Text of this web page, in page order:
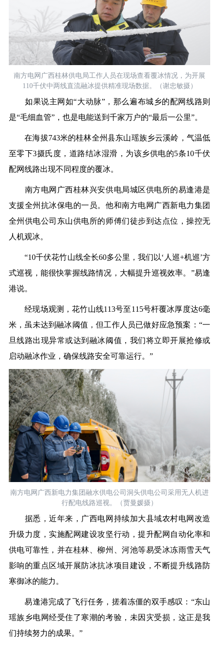
南方电网广西桂林供电局工作人员在现场查看覆冰情况，为开展
110千伏中两线直流融冰提供精准现场数据。（谢忠敏摄）
如果说主网如“大动脉”，那么遍布城乡的配网线路则
是“毛细血管”，也是电能送到千家万户的“最后一公里”。
在海拔743米的桂林全州县东山瑶族乡云溪岭，气温低
至零下3摄氏度，道路结冰湿滑，为该乡供电的5条10千伏
配网线路出现不同程度的覆冰。
南方电网广西桂林兴安供电局城区供电所的易逢港是
支援全州抗冰保电的一员。他和南方电网广西新电力集团
全州供电公司东山供电所的师傅们徒步到达点位，操控无
人机观冰。
“10千伏花竹山线全长60多公里，我们以‘人巡+机巡’方
式巡视，能很快掌握线路情况， 大幅提升巡视效率。 ”易逢
港说。
经现场观测，花竹山线113号至115号杆覆冰厚度达6毫
米，虽未达到融冰阈值，但工作人员已做好应急预案：“一
旦线路出现异常或达到融冰阈值，我们将立即开展抢修或
启动融冰作业，确保线路安全可靠运行。 ”
南方电网广西新电力集团融水供电公司洞头供电公司采用无人机进
行配电线路巡视。（贾曼媛摄）
据悉，近年来，广西电网持续加大县域农村电网改造
升级力度，实施配网建设攻坚行动，提升配网自动化率和
供电可靠性，并在桂林、柳州、河池等易受冰冻雨雪天气
影响的重点区域开展防冰抗冰项目建设，不断提升线路防
寒御冰的能力。
易逢港完成了飞行任务，搓着冻僵的双手感叹： “东山
瑶族乡电网经受住了寒潮的考验，未因灾受损，这正是我
们持续努力的成果。”